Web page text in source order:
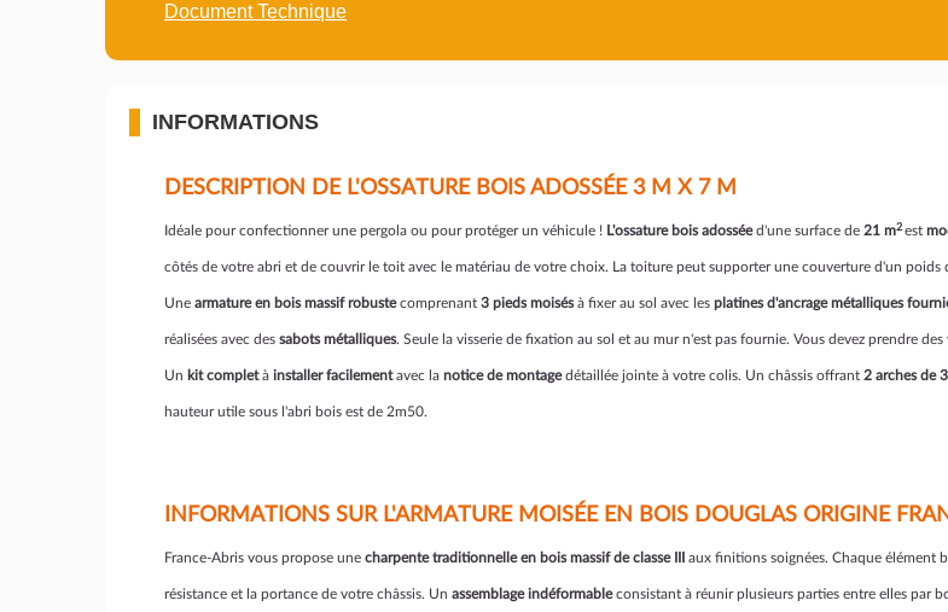
Document Technique
INFORMATIONS
DESCRIPTION DE L'OSSATURE BOIS ADOSSÉE 3 M X 7 M
Idéale pour confectionner une pergola ou pour protéger un véhicule ! L'ossature bois adosséed'une surface de 21 m2 est
côtés de votre abri et de couvrir le toit avec le matériau de votre choix. La toiture peut supporter une couverture d'un
Une armature en bois massif robustecomprenant 3 pieds moisésà fixer au sol avec les platines d'ancrage métalliques
réalisées avec des sabots métalliques. Seule la visserie de fixation au sol et au mur n'est pas fournie. Vous devez prendre des
Un kit completà installer facilementavec la notice de montagedétaillée jointe à votre colis. Un châssis offrant 2 arches de
hauteur utile sous l'abri bois est de 2m50.
INFORMATIONS SUR L'ARMATURE MOISÉE EN BOIS DOUGLAS ORIGINE
France-Abris vous propose une charpente traditionnelle en bois massif de classe III aux finitions soignées. Chaque élément
résistance et la portance de votre châssis. Un assemblage indéformableconsistant à réunir plusieurs parties entre elles par